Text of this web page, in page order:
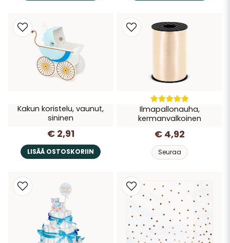
Kakun koristelu, vaunut,
sininen
€ 2,91
LISÄÄ OSTOSKORIIN
Ilmapallonauha,
kermanvalkoinen
€ 4,92
Seuraa